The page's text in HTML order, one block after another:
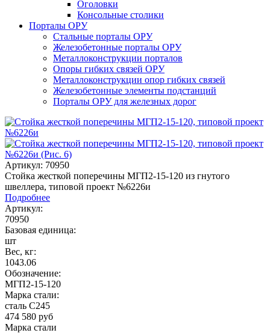
Оголовки
Консольные столики
Порталы ОРУ
Стальные порталы ОРУ
Железобетонные порталы ОРУ
Металлоконструкции порталов
Опоры гибких связей ОРУ
Металлоконструкции опор гибких связей
Железобетонные элементы подстанций
Порталы ОРУ для железных дорог
Артикул: 70950
Стойка жесткой поперечины МГП2-15-120 из гнутого
швеллера, типовой проект №6226и
Подробнее
Артикул:
70950
Базовая единица:
шт
Вес, кг:
1043.06
Обозначение:
МГП2-15-120
Марка стали:
сталь С245
474 580 руб
Марка стали